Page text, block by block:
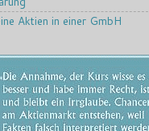
Aktien in einer GmbH